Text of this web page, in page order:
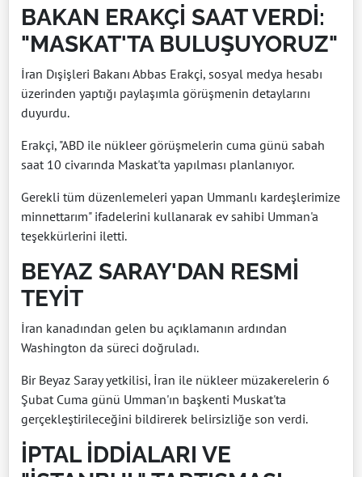
BAKAN ERAKÇİ SAAT VERDİ:
"MASKAT'TA BULUŞUYORUZ"
İran Dışişleri Bakanı Abbas Erakçi, sosyal medya hesabı
üzerinden yaptığı paylaşımla görüşmenin detaylarını
duyurdu.
Erakçi, "ABD ile nükleer görüşmelerin cuma günü sabah
saat 10 civarında Maskat'ta yapılması planlanıyor.
Gerekli tüm düzenlemeleri yapan Ummanlı kardeşlerimize
minnettarım" ifadelerini kullanarak ev sahibi Umman'a
teşekkürlerini iletti.
BEYAZ SARAY'DAN RESMİ
TEYİT
İran kanadından gelen bu açıklamanın ardından
Washington da süreci doğruladı.
Bir Beyaz Saray yetkilisi, İran ile nükleer müzakerelerin 6
Şubat Cuma günü Umman'ın başkenti Muskat'ta
gerçekleştirileceğini bildirerek belirsizliğe son verdi.
İPTAL İDDİALARI VE